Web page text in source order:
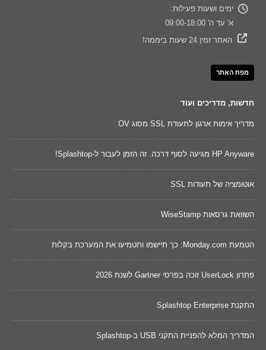
ימים ושעות פעילות:
א' עד ה' 09:00-18:00
האתר זמין 24 שעות ביממה!
מפת האתר
חדשות, מדריכים ועוד
מדריך אימות ארגון לתעודת SSL מסוג OV
HP Anyware מגיעה לסוף דרכה. זה הזמן לעבור ל-Splashtop!
אוטומציה של תעודות SSL
השוואת גרסאות WiseStamp
הטמעת Monday.com: כך תיישמו ותטמיעו את המערכת בקלות
פתרון UserLock זוכה בפרסי Gartner לשנת 2026
התקנת Splashtop Enterprise
המדריך המלא להפניית התקני USB ב-Splashtop